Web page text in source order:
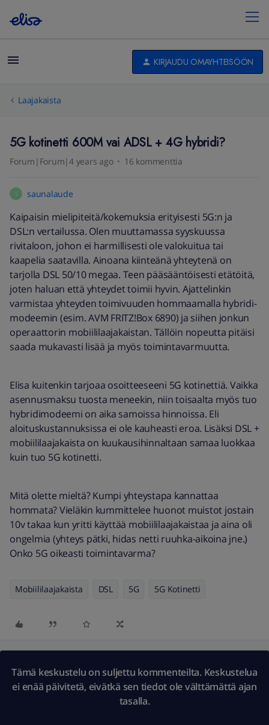
KIRJAUDU OMAYHTEISÖÖN
Laajakaista
5G kotinetti 600M vai ADSL + 4G hybridi?
Forum|Forum|4 years ago 16 kommenttia
S saunalaude
Kaipaisin mielipiteitä/kokemuksia erityisesti 5G:n ja
DSL:n vertailussa. Olen muuttamassa syyskuussa
rivitaloon, johon ei harmillisesti ole valokuitua tai
kaapelia saatavilla. Ainoana kiinteänä yhteytenä on
tarjolla DSL 50/10 megaa. Teen pääsääntöisesti etätöitä,
joten haluan että yhteydet toimii hyvin. Ajattelinkin
varmistaa yhteyden toimivuuden hommaamalla hybridi-
modeemin (esim. AVM FRITZ!Box 6890) ja siihen jonkun
operaattorin mobiililaajakaistan. Tällöin nopeutta pitäisi
saada mukavasti lisää ja myös toimintavarmuutta.
Elisa kuitenkin tarjoaa osoitteeseeni 5G kotinettiä. Vaikka
asennusmaksu tuosta meneekin, niin toisaalta myös tuo
hybridimodeemi on aika samoissa hinnoissa. Eli
aloituskustannuksissa ei ole kauheasti eroa. Lisäksi DSL +
mobiililaajakaista on kuukausihinnaltaan samaa luokkaa
kuin tuo 5G kotinetti.
Mitä olette mieltä? Kumpi yhteystapa kannattaa
hommata? Vieläkin kummittelee huonot muistot jostain
10v takaa kun yritti käyttää mobiililaajakaistaa ja aina oli
ongelmia (yhteys pätki, hidas netti ruuhka-aikoina jne.)
Onko 5G oikeasti toimintavarma?
Mobiililaajakaista DSL 5G 5G Kotinetti
Tämä keskustelu on suljettu kommenteilta. Keskustelua
ei enää päivitetä, eivätkä sen tiedot ole välttämättä ajan
tasalla.